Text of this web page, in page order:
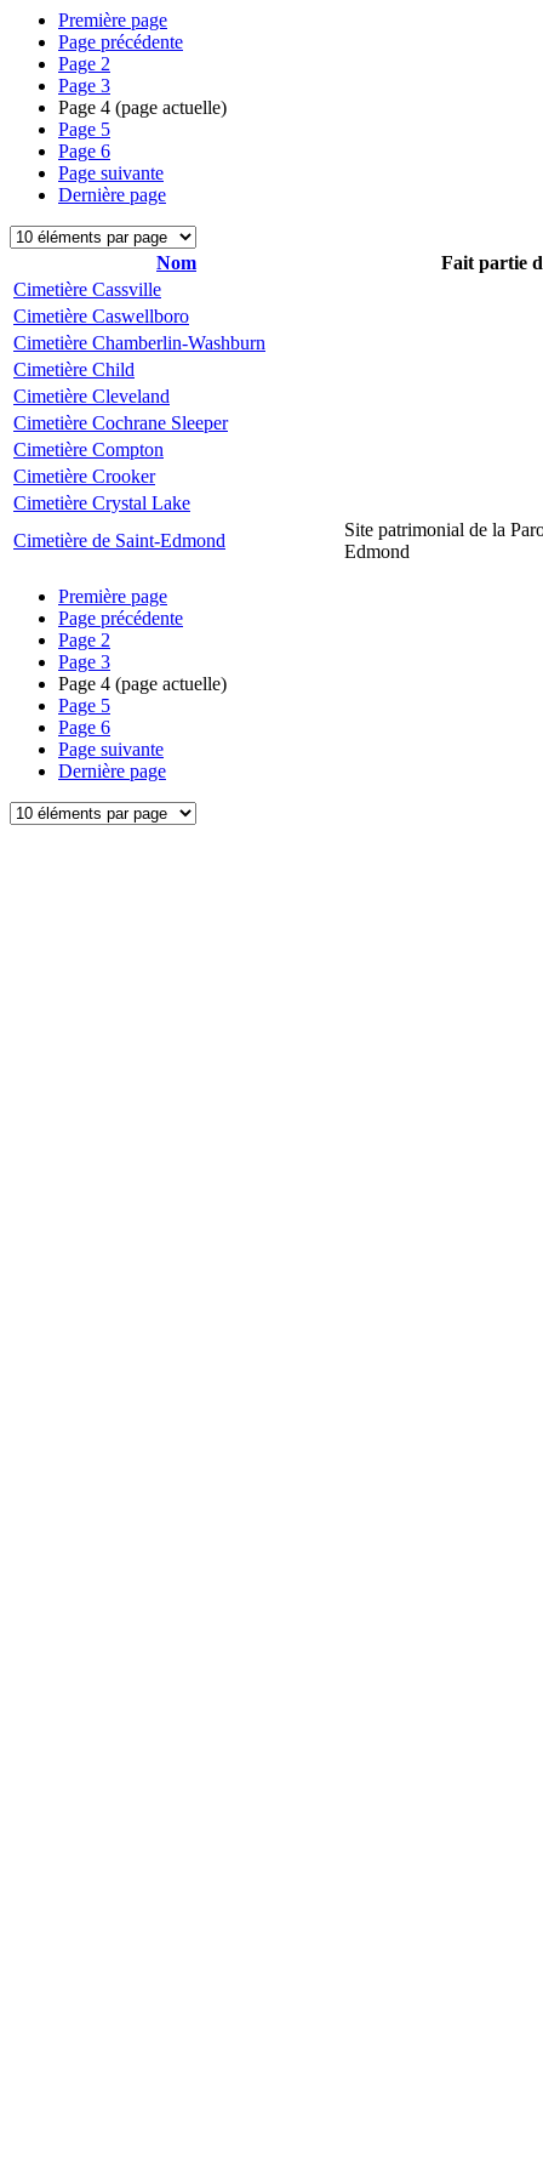
Première page
Page précédente
Page 2
Page 3
Page 4 (page actuelle)
Page 5
Page 6
Page suivante
Dernière page
Nom
Fait partie
Cimetière Cassville
Cimetière Caswellboro
Cimetière Chamberlin-Washburn
Cimetière Child
Cimetière Cleveland
Cimetière Cochrane Sleeper
Cimetière Compton
Cimetière Crooker
Cimetière Crystal Lake
Cimetière de Saint-Edmond
Site patrimonial de la
Edmond
Première page
Page précédente
Page 2
Page 3
Page 4 (page actuelle)
Page 5
Page 6
Page suivante
Dernière page